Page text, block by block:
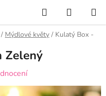
KOŠÍK
/ Mýdlové květy / Kulatý Box -
Zelený